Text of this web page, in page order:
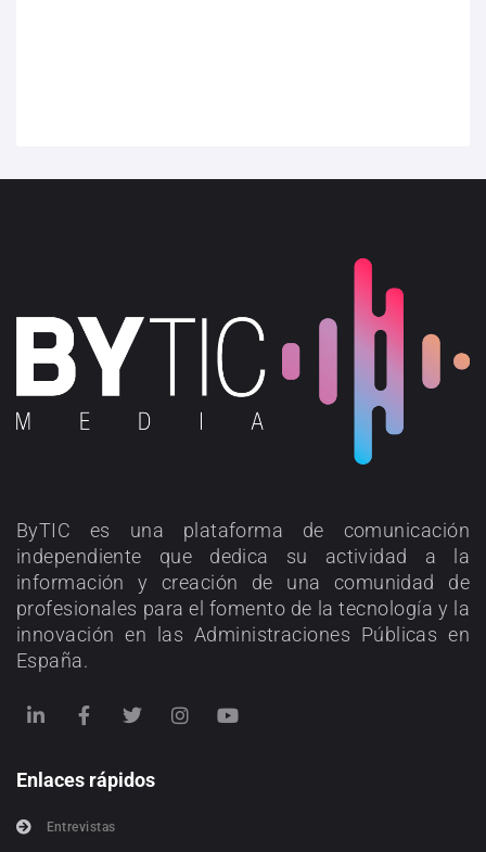
ByTIC es una plataforma de comunicación
independiente que dedica su actividad a la
información y creación de una comunidad de
profesionales para el fomento de la tecnología y la
innovación en las Administraciones Públicas en
España.
Enlaces rápidos
Entrevistas